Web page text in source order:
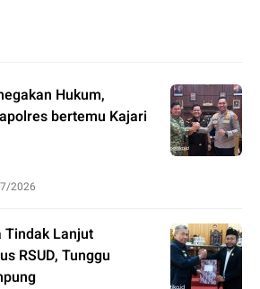
Hukum,
bertemu Kajari
2026
Tindak Lanjut
RSUD, Tunggu